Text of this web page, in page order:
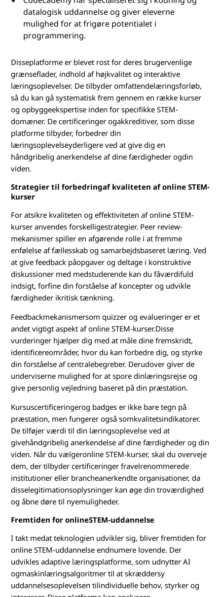
datalogisk uddannelse og giver eleverne
mulighed for at frigøre potentialet i
programmering.
Disseplatforme er blevet rost for deres brugervenlige
grænseflader, indhold af højkvalitet og interaktive
læringsoplevelser. De tilbyder omfattendelæringsforløb,
så du kan gå systematisk frem gennem en række kurser
og opbyggeekspertise inden for specifikke STEM-
domæner. De certificeringer ogakkreditiver, som disse
platforme tilbyder, forbedrer din
læringsoplevelseyderligere ved at give dig en
håndgribelig anerkendelse af dine færdigheder ogdin
viden.
Strategier til forbedringaf kvaliteten af online STEM-
kurser
For atsikre kvaliteten og effektiviteten af online STEM-
kurser anvendes forskelligestrategier. Peer review-
mekanismer spiller en afgørende rolle i at fremme
enfølelse af fællesskab og samarbejdsbaseret læring. Ved
at give feedback påopgaver og deltage i konstruktive
diskussioner med medstuderende kan du fåværdifuld
indsigt, forfine din forståelse af koncepter og udvikle
færdigheder ikritisk tænkning.
Feedbackmekanismersom quizzer og evalueringer er et
andet vigtigt aspekt af online STEM-kurser.Disse
vurderinger hjælper dig med at måle dine fremskridt,
identificereområder, hvor du kan forbedre dig, og styrke
din forståelse af centralebegreber. Derudover giver de
underviserne mulighed for at spore dinlæringsrejse og
give personlig vejledning baseret på din præstation.
Kursuscertificeringerog badges er ikke bare tegn på
præstation, men fungerer også somkvalitetsindikatorer.
De tilføjer værdi til din læringsoplevelse ved at
givehåndgribelig anerkendelse af dine færdigheder og din
viden. Når du vælgeronline STEM-kurser, skal du overveje
dem, der tilbyder certificeringer fravelrenommerede
institutioner eller brancheanerkendte organisationer, da
disselegitimationsoplysninger kan øge din troværdighed
og åbne døre til nyemuligheder.
Fremtiden for onlineSTEM-uddannelse
I takt medat teknologien udvikler sig, bliver fremtiden for
online STEM-uddannelse endnumere lovende. Der
udvikles adaptive læringsplatforme, som udnytter AI
ogmaskinlæringsalgoritmer til at skræddersy
uddannelsesoplevelsen tilindividuelle behov, styrker og